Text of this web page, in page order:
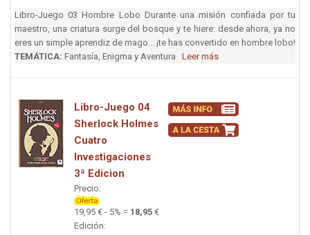
Libro-Juego 03 Hombre Lobo Durante una misión confiada por tu
maestro, una criatura surge del bosque y te hiere: desde ahora, ya no
eres un simple aprendiz de mago... ¡te has convertido en hombre lobo!
TEMÁTICA: Fantasía, Enigma y Aventura Leer más
Libro-Juego 04
Sherlock Holmes
Cuatro
Investigaciones
3ª Edicion
Precio:
19,95 € - 5% = 18,95 €
Edición: